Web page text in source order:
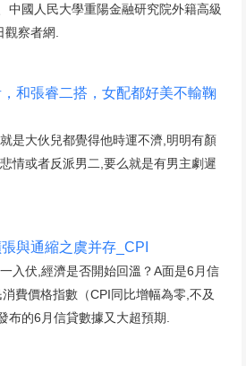
中國人民大學重陽金融研究院外籍高級
察者網.
和張睿二搭，女配都好美不輸鞠
是大伙兒都覺得他時運不濟,明明有顏
情或者反派男二,要么就是有男主劇遲
與通縮之虞并存_CPI
入伏,經濟是否開始回溫？A面是6月信
費價格指數（CPI同比增幅為零,不及
布的6月信貸數據又大超預期.